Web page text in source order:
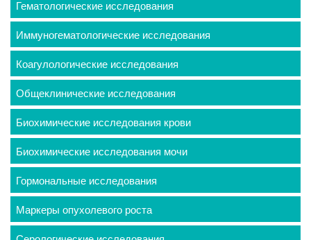
Гематологические исследования
Иммуногематологические исследования
Коагулологические исследования
Общеклинические исследования
Биохимические исследования крови
Биохимические исследования мочи
Гормональные исследования
Маркеры опухолевого роста